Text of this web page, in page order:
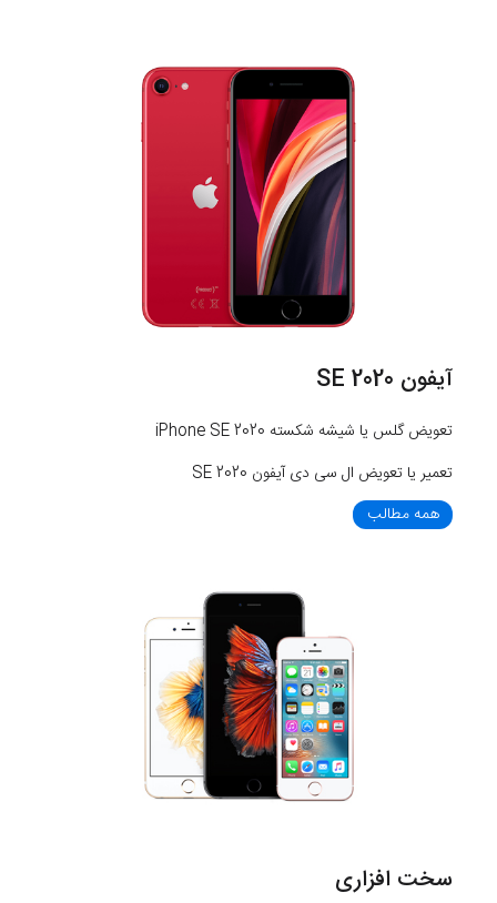
آیفون SE 2020
تعویض گلس یا شیشه شکسته iPhone SE 2020
تعمیر یا تعویض ال سی دی آیفون SE 2020
همه مطالب
سخت افزاری